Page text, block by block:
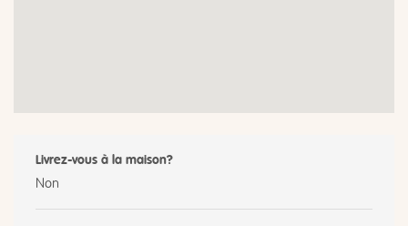
Livrez-vous à la maison?
Non